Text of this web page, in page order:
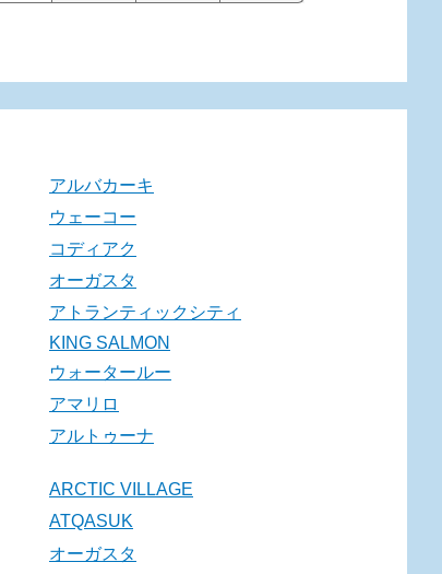
アルバカーキ
ウェーコー
コディアク
オーガスタ
アトランティックシティ
KING SALMON
ウォータールー
アマリロ
アルトゥーナ
ARCTIC VILLAGE
ATQASUK
オーガスタ